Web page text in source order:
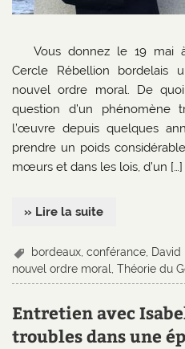
Vous donnez le 19 mai
Cercle Rébellion bordelais
nouvel ordre moral. De
question d’un phénomène
l’œuvre depuis quelques
prendre un poids
mœurs et dans les lois, d’un […]
» Lire la suite
bordeaux ,conférance David
nouvel ordre moral ,Théorie du
Entretien avec
troubles dans une